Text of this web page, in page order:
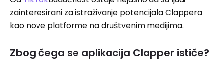
zainteresirani za istraživanje potencijala Clappera
kao nove platforme na društvenim medijima.
Zbog čega se aplikacija Clapper ističe?